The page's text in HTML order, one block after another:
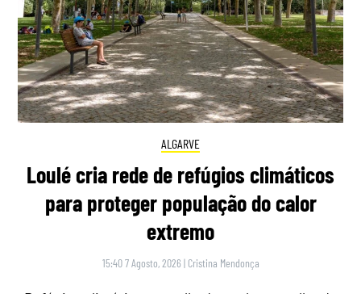
ALGARVE
Loulé cria rede de refúgios climáticos
para proteger população do calor
extremo
15:40 7 Agosto, 2026 | Cristina Mendonça